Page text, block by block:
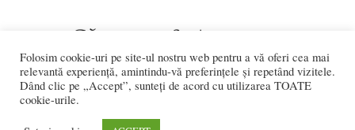
numai cu acordul expres al Bistriteanul.Ro. © Copyright 2008 -
Folosim cookie-uri pe site-ul nostru web pentru a vă oferi cea mai
relevantă experiență, amintindu-vă preferințele și repetând vizitele.
Dând clic pe „Accept”, sunteți de acord cu utilizarea TOATE
cookie-urile.